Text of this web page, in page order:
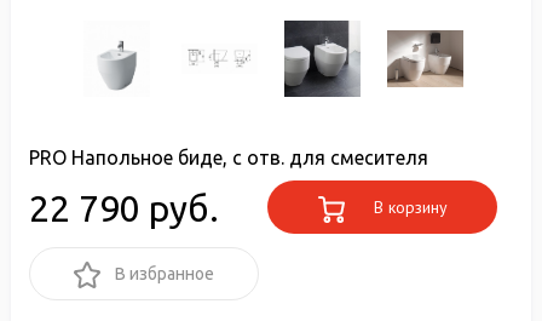
PRO Напольное биде, с отв. для смесителя
22 790 руб. В корзину
В избранное